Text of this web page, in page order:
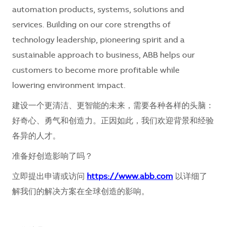
automation products, systems, solutions and
services. Building on our core strengths of
technology leadership, pioneering spirit and a
sustainable approach to business, ABB helps our
customers to become more profitable while
lowering environment impact.
建设一个更清洁、更智能的未来，需要各种各样的头脑：
好奇心、勇气和创造力。正因如此，我们欢迎背景和经验
各异的人才。
准备好创造影响了吗？
立即提出申请或访问 https://www.abb.com 以详细了
解我们的解决方案在全球创造的影响。